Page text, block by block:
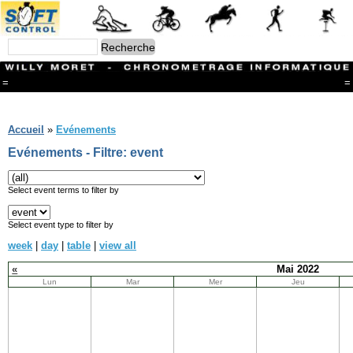
= =
Branches
CONTACT
Ski ALPIN
Triathlon
Ski Nordique
Courses à pieds
Athlétisme
Slalom In-Line
Caisse à savon
Coupe "Journal La Gruyère"
Accueil » Evénements
Evénements - Filtre: event
Select event terms to filter by
Select event type to filter by
week | day | table | view all
«
Mai 2022
Lun Mar Mer Jeu